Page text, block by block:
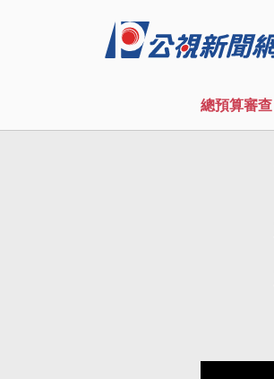
總預算審查